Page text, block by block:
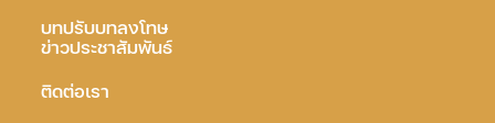
บทปรับบทลงโทษ
ข่าวประชาสัมพันธ์
ติดต่อเรา